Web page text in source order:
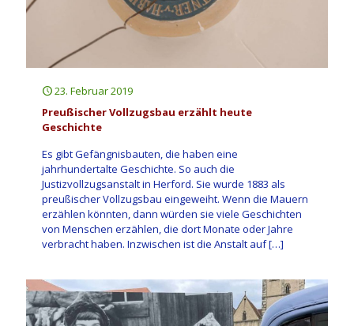
23. Februar 2019
Preußischer Vollzugsbau erzählt heute
Geschichte
Es gibt Gefängnisbauten, die haben eine
jahrhundertalte Geschichte. So auch die
Justizvollzugsanstalt in Herford. Sie wurde 1883 als
preußischer Vollzugsbau eingeweiht. Wenn die Mauern
erzählen könnten, dann würden sie viele Geschichten
von Menschen erzählen, die dort Monate oder Jahre
verbracht haben. Inzwischen ist die Anstalt auf[…]